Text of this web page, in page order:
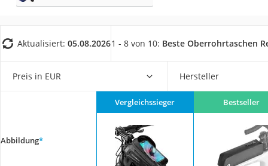
Vibrationsplatte
Sicherheitsweste
Aktualisiert: 05.08.20261 - 8 von 10: Beste Oberrohrtaschen
Preis in EUR Hersteller
Abbildung*
Vergleichssieger Bestseller